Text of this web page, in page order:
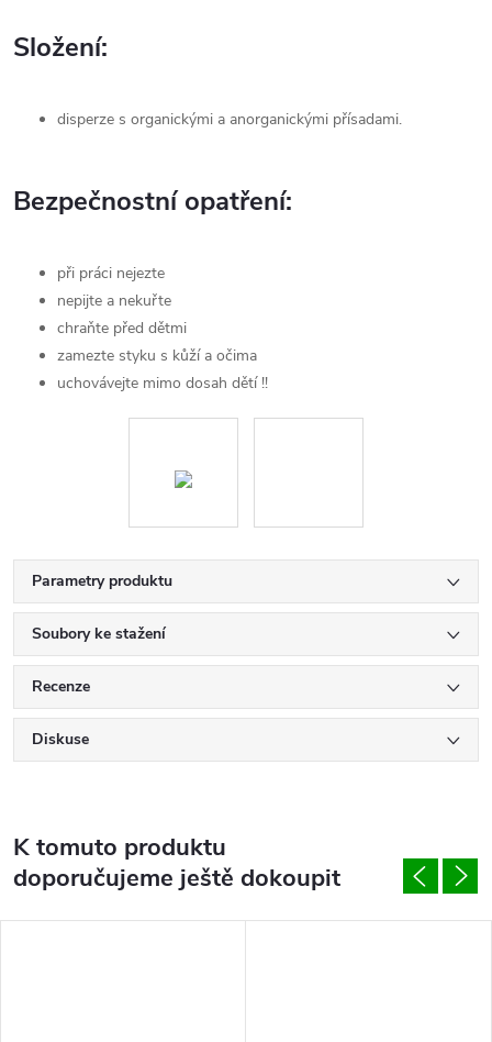
Složení:
disperze s organickými a anorganickými přísadami.
Bezpečnostní opatření:
při práci nejezte
nepijte a nekuřte
chraňte před dětmi
zamezte styku s kůží a očima
uchovávejte mimo dosah dětí !!
Parametry produktu
Soubory ke stažení
Recenze
Diskuse
K tomuto produktu
doporučujeme ještě dokoupit